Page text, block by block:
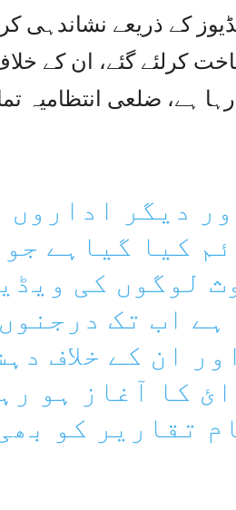
کے ذریعے نشاندہی
کرلئے گئے، ان کے
ہے، ضلعی انتظامیہ
دیگر اداروں
کیا گیاہے جو
لوگوں کی
اب تک
ان کے خلاف
کا آغاز ہو
تقاریر کو